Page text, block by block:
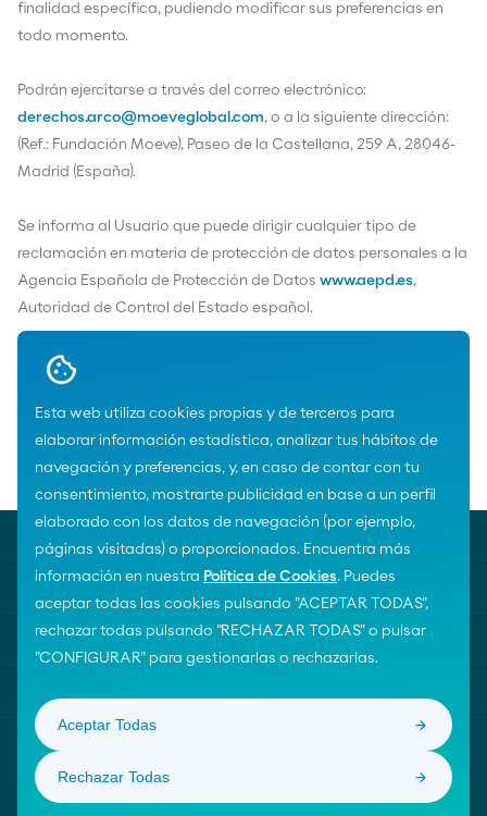
Esta web utiliza cookies propias y de terceros para
elaborar información estadística, analizar tus hábitos de
navegación y preferencias, y, en caso de contar con tu
consentimiento, mostrarte publicidad en base a un perfil
elaborado con los datos de navegación (por ejemplo,
páginas visitadas) o proporcionados. Encuentra más
información en nuestra Política de Cookies. Puedes
aceptar todas las cookies pulsando "ACEPTAR TODAS",
rechazar todas pulsando "RECHAZAR TODAS" o pulsar
"CONFIGURAR" para gestionarlas o rechazarlas.
Rechazar Todas
Aceptar Todas
finalidad específica, pudiendo modificar sus preferencias en
todo momento.
Podrán ejercitarse a través del correo electrónico:
derechos.arco@moeveglobal.com, o a la siguiente dirección:
(Ref.: Fundación Moeve), Paseo de la Castellana, 259 A, 28046-
Madrid (España).
Se informa al Usuario que puede dirigir cualquier tipo de
reclamación en materia de protección de datos personales a la
Agencia Española de Protección de Datos www.aepd.es,
Autoridad de Control del Estado español.
Madrid (España), Junio de 2025
Política de Privacidad